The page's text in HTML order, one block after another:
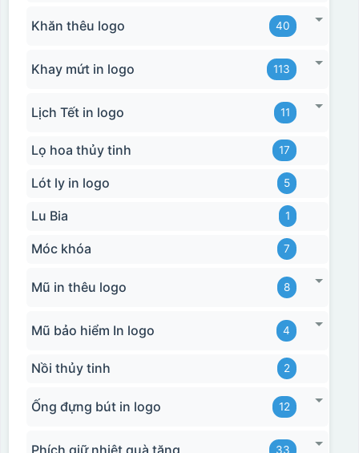
Khăn thêu logo 40
Khay mứt in logo 113
Lịch Tết in logo 11
Lọ hoa thủy tinh 17
Lót ly in logo 5
Lu Bia 1
Móc khóa 7
Mũ in thêu logo 8
Mũ bảo hiểm In logo 4
Nồi thủy tinh 2
Ống đựng bút in logo 12
Phích giữ nhiệt quà tặng 33